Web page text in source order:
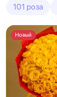
101 роза
Новый